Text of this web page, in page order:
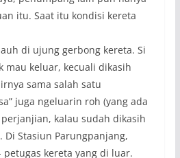
itu. Saat itu kondisi kereta
di ujung gerbong kereta. Si
mau keluar, kecuali dikasih
sama salah satu
juga ngeluarin roh (yang ada
kalau sudah dikasih
Di Stasiun Parungpanjang,
petugas kereta yang di luar.